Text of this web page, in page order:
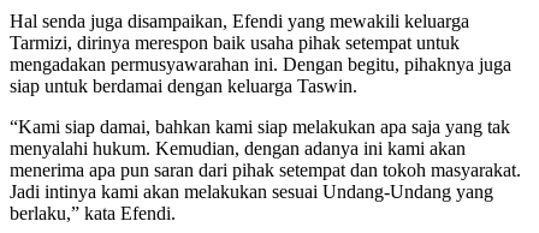
Hal senda juga disampaikan, Efendi yang mewakili keluarga
Tarmizi, dirinya merespon baik usaha pihak setempat untuk
mengadakan permusyawarahan ini. Dengan begitu, pihaknya juga
siap untuk berdamai dengan keluarga Taswin.
“Kami siap damai, bahkan kami siap melakukan apa saja yang tak
menyalahi hukum. Kemudian, dengan adanya ini kami akan
menerima apa pun saran dari pihak setempat dan tokoh masyarakat.
Jadi intinya kami akan melakukan sesuai Undang-Undang yang
berlaku,” kata Efendi.